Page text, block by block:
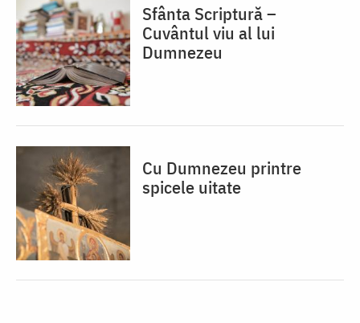
Sfânta Scriptură –
Cuvântul viu al lui
Dumnezeu
Cu Dumnezeu printre
spicele uitate